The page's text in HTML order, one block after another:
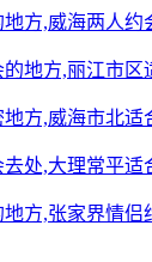
方,威海两人约
地方,丽江市区
方,威海市北适
处,大理常平适
方,张家界情侣